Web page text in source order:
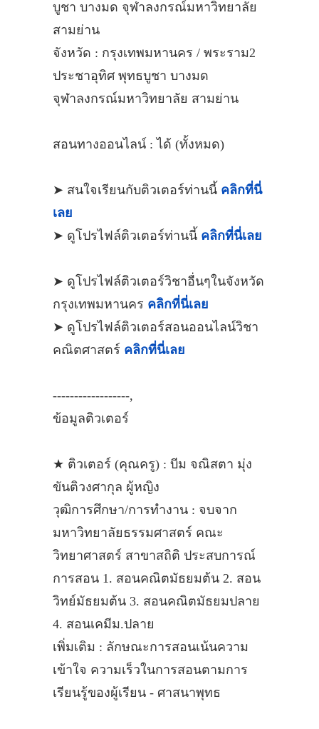
บูชา บางมด จุฬาลงกรณ์มหาวิทยาลัย
สามย่าน
จังหวัด : กรุงเทพมหานคร / พระราม2
ประชาอุทิศ พุทธบูชา บางมด
จุฬาลงกรณ์มหาวิทยาลัย สามย่าน
สอนทางออนไลน์ : ได้ (ทั้งหมด)
➤ สนใจเรียนกับติวเตอร์ท่านนี้ คลิกที่นี่
เลย
➤ ดูโปรไฟล์ติวเตอร์ท่านนี้ คลิกที่นี่เลย
➤ ดูโปรไฟล์ติวเตอร์วิชาอื่นๆในจังหวัด
กรุงเทพมหานคร คลิกที่นี่เลย
➤ ดูโปรไฟล์ติวเตอร์สอนออนไลน์วิชา
คณิตศาสตร์ คลิกที่นี่เลย
------------------,
ข้อมูลติวเตอร์
★ ติวเตอร์ (คุณครู) : บีม จณิสตา มุ่ง
ขันติวงศากุล ผู้หญิง
วุฒิการศึกษา/การทำงาน : จบจาก
มหาวิทยาลัยธรรมศาสตร์ คณะ
วิทยาศาสตร์ สาขาสถิติ ประสบการณ์
การสอน 1. สอนคณิตมัธยมต้น 2. สอน
วิทย์มัธยมต้น 3. สอนคณิตมัธยมปลาย
4. สอนเคมีม.ปลาย
เพิ่มเติม : ลักษณะการสอนเน้นความ
เข้าใจ ความเร็วในการสอนตามการ
เรียนรู้ของผู้เรียน - ศาสนาพุทธ